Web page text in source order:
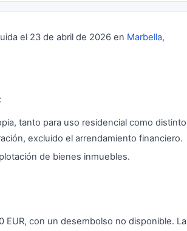
el 23 de abril de 2026 en Marbella,
tanto para uso residencial como distinto
excluido el arrendamiento financiero.
de bienes inmuebles.
EUR, con un desembolso no disponible. La